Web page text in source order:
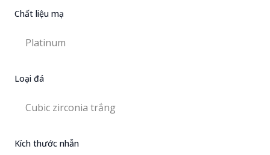
Chất liệu mạ
Chọn chất liệu mạ
Platinum
Platinum
Loại đá
Chọn loại đá
Cubic zirconia trắng
Cubic zirconia trắng
Kích thước nhẫn